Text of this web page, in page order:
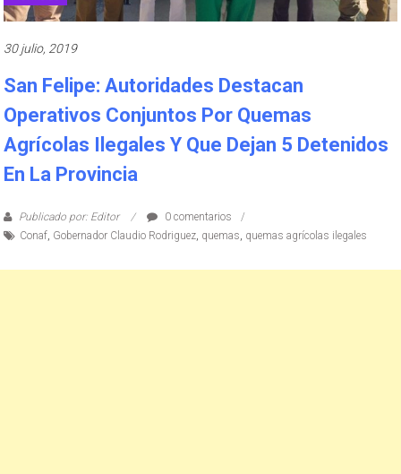
30 julio, 2019
San Felipe: Autoridades Destacan
Operativos Conjuntos Por Quemas
Agrícolas Ilegales Y Que Dejan 5 Detenidos
En La Provincia
Publicado por: Editor
0 comentarios
Conaf Gobernador Claudio Rodriguez quemas quemas agrícolas ilegales